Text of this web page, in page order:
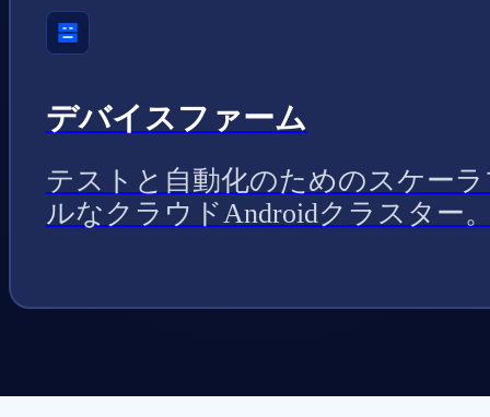
デバイスファーム
テストと自動化のためのスケー
ルなクラウドAndroidクラスター